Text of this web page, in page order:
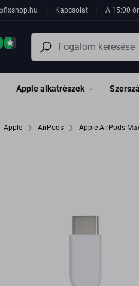
Kapcsolat A 15:00
Apple alkatrészek
Apple AirPods Apple AirPods